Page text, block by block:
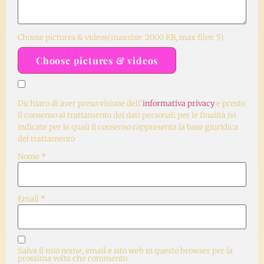
Choose pictures & videos(maxsize: 2000 KB, max files: 5)
Choose pictures & videos
Dichiaro di aver preso visione dell'informativa privacye presto
il consenso al trattamento dei dati personali per le finalità ivi
indicate per le quali il consenso rappresenta la base giuridica
del trattamento
Nome *
Email *
Salva il mio nome, email e sito web in questo browser per la
prossima volta che commento.